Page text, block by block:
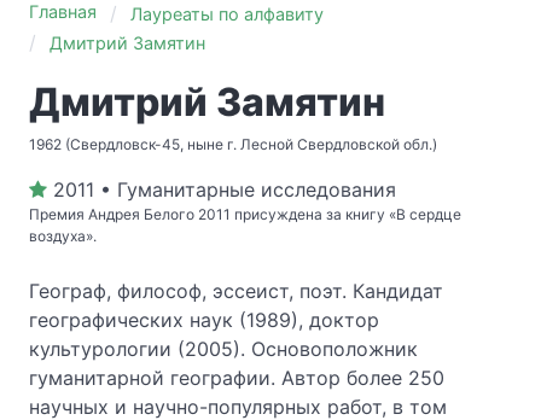
Главная
Лауреаты по алфавиту
Дмитрий Замятин
Дмитрий Замятин
1962 (Свердловск-45, ныне г. Лесной Свердловской обл.)
2011 • Гуманитарные исследования
Премия Андрея Белого 2011 присуждена за книгу «В сердце
воздуха».
Географ, философ, эссеист, поэт. Кандидат
географических наук (1989), доктор
культурологии (2005). Основоположник
гуманитарной географии. Автор более 250
научных и научно-популярных работ, в том